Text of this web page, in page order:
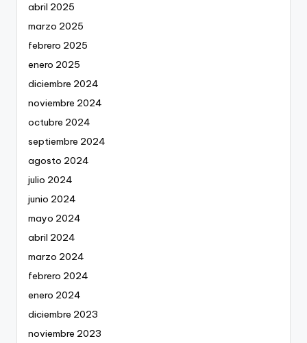
abril 2025
marzo 2025
febrero 2025
enero 2025
diciembre 2024
noviembre 2024
octubre 2024
septiembre 2024
agosto 2024
julio 2024
junio 2024
mayo 2024
abril 2024
marzo 2024
febrero 2024
enero 2024
diciembre 2023
noviembre 2023